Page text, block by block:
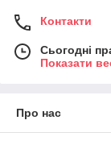
Контакти
Сьогодні
Показати
Про нас